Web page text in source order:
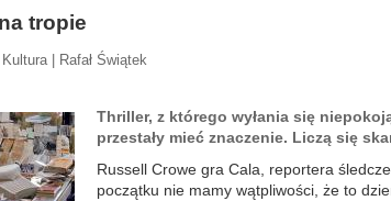
tropie
| Rafał Świątek
Thriller, z którego wyłania się
przestały mieć znaczenie. Liczą się
Russell Crowe gra Cala, reportera
początku nie mamy wątpliwości, że to